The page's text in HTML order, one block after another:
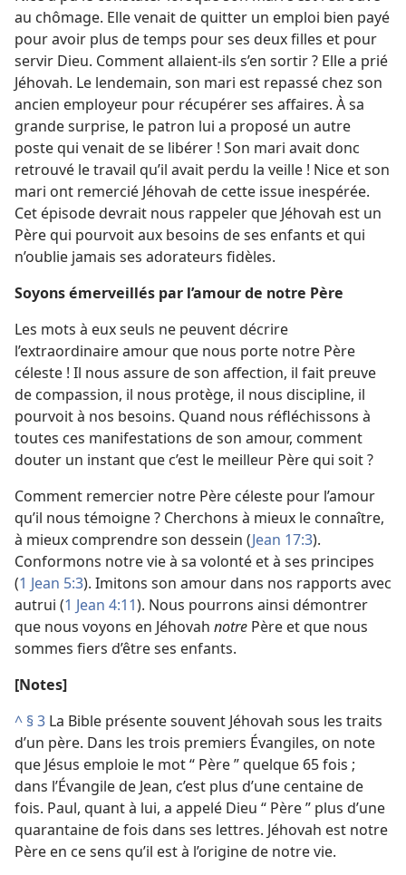
au chômage. Elle venait de quitter un emploi bien payé
pour avoir plus de temps pour ses deux filles et pour
servir Dieu. Comment allaient-​ils s’en sortir ? Elle a prié
Jéhovah. Le lendemain, son mari est repassé chez son
ancien employeur pour récupérer ses affaires. À sa
grande surprise, le patron lui a proposé un autre
poste qui venait de se libérer ! Son mari avait donc
retrouvé le travail qu’il avait perdu la veille ! Nice et son
mari ont remercié Jéhovah de cette issue inespérée.
Cet épisode devrait nous rappeler que Jéhovah est un
Père qui pourvoit aux besoins de ses enfants et qui
n’oublie jamais ses adorateurs fidèles.
Soyons émerveillés par l’amour de notre Père
Les mots à eux seuls ne peuvent décrire
l’extraordinaire amour que nous porte notre Père
céleste ! Il nous assure de son affection, il fait preuve
de compassion, il nous protège, il nous discipline, il
pourvoit à nos besoins. Quand nous réfléchissons à
toutes ces manifestations de son amour, comment
douter un instant que c’est le meilleur Père qui soit ?
Comment remercier notre Père céleste pour l’amour
qu’il nous témoigne ? Cherchons à mieux le connaître,
à mieux comprendre son dessein (Jean 17:3).
Conformons notre vie à sa volonté et à ses principes
(1 Jean 5:3). Imitons son amour dans nos rapports avec
autrui (1 Jean 4:11). Nous pourrons ainsi démontrer
que nous voyons en Jéhovah notre Père et que nous
sommes fiers d’être ses enfants.
[Notes]
^ § 3 La Bible présente souvent Jéhovah sous les traits
d’un père. Dans les trois premiers Évangiles, on note
que Jésus emploie le mot “ Père ” quelque 65 fois ;
dans l’Évangile de Jean, c’est plus d’une centaine de
fois. Paul, quant à lui, a appelé Dieu “ Père ” plus d’une
quarantaine de fois dans ses lettres. Jéhovah est notre
Père en ce sens qu’il est à l’origine de notre vie.